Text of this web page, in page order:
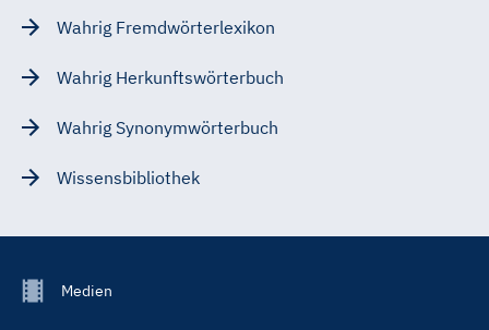
Wahrig Fremdwörterlexikon
Wahrig Herkunftswörterbuch
Wahrig Synonymwörterbuch
Wissensbibliothek
FooterMedien